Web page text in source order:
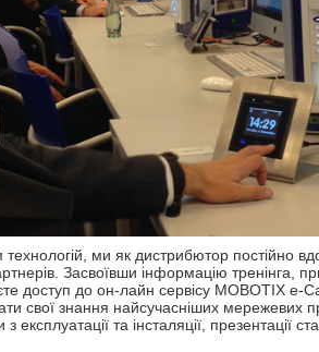
технологій, ми як дистрибютор постійно
Засвоївши інформацію тренінга,
доступ до он-лайн сервісу MOBOTIX е-
свої знання найсучасніших мережевих
з експлуатації та інсталяції, презентації